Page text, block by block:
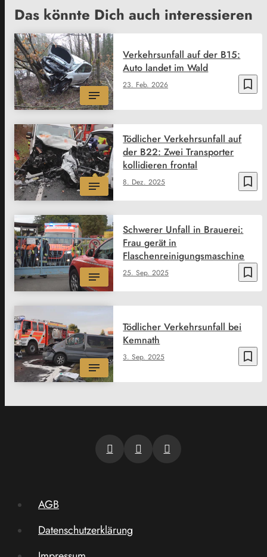
Das könnte Dich auch interessieren
bookmark_border
23. Feb. 2026
Verkehrsunfall auf der B15:
Auto landet im Wald
bookmark_border
8. Dez. 2025
Tödlicher Verkehrsunfall auf
der B22: Zwei Transporter
kollidieren frontal
bookmark_border
25. Sep. 2025
Schwerer Unfall in Brauerei:
Frau gerät in
Flaschenreinigungsmaschine
bookmark_border
3. Sep. 2025
Tödlicher Verkehrsunfall bei
Kemnath
AGB
Datenschutzerklärung